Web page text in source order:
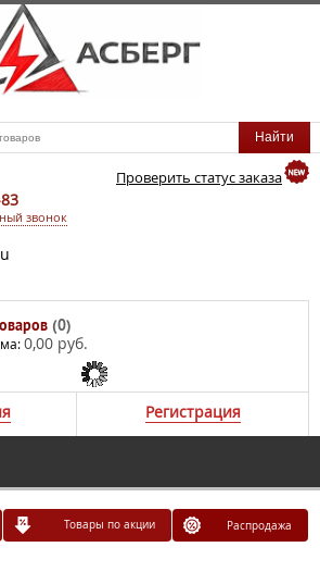
Проверить статус заказа
звонок
(0)
0,00 руб.
Регистрация
Товары по акции Распродажа